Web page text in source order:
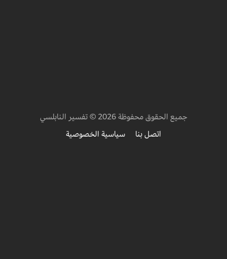
جميع الحقوق محفوظة 2026 © تفسير النابلسي
اتصل بنا
سياسية الخصوصية